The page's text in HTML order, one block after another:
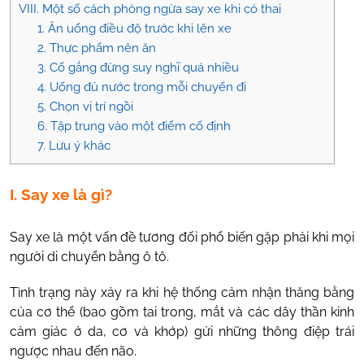
VIII. Một số cách phòng ngừa say xe khi có thai
1. Ăn uống điều độ trước khi lên xe
2. Thực phẩm nên ăn
3. Cố gắng đừng suy nghĩ quá nhiều
4. Uống đủ nước trong mỗi chuyến đi
5. Chọn vị trí ngồi
6. Tập trung vào một điểm cố định
7. Lưu ý khác
I. Say xe là gì?
Say xe là một vấn đề tương đối phổ biến gặp phải khi mọi
người di chuyển bằng ô tô.
Tình trạng này xảy ra khi hệ thống cảm nhận thăng bằng
của cơ thể (bao gồm tai trong, mắt và các dây thần kinh
cảm giác ở da, cơ và khớp) gửi những thông điệp trái
ngược nhau đến não.